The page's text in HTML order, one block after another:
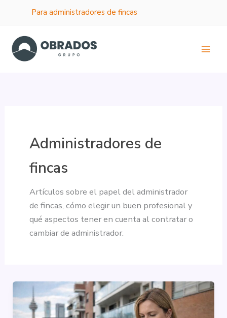
contenido
Para administradores de fincas
Administradores de
fincas
Artículos sobre el papel del administrador
de fincas, cómo elegir un buen profesional y
qué aspectos tener en cuenta al contratar o
cambiar de administrador.